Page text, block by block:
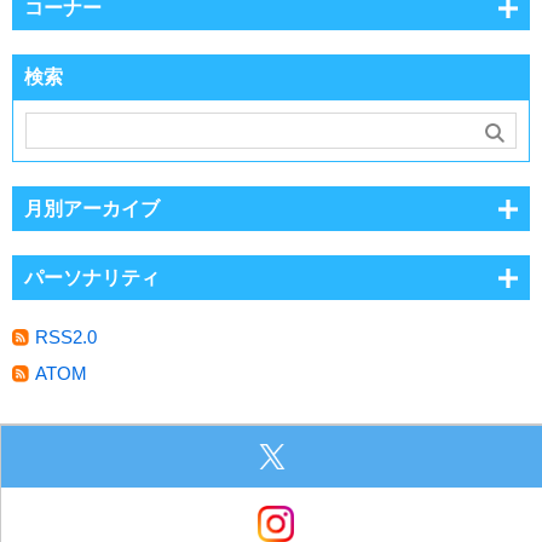
コーナー
検索
月別アーカイブ
パーソナリティ
RSS2.0
ATOM